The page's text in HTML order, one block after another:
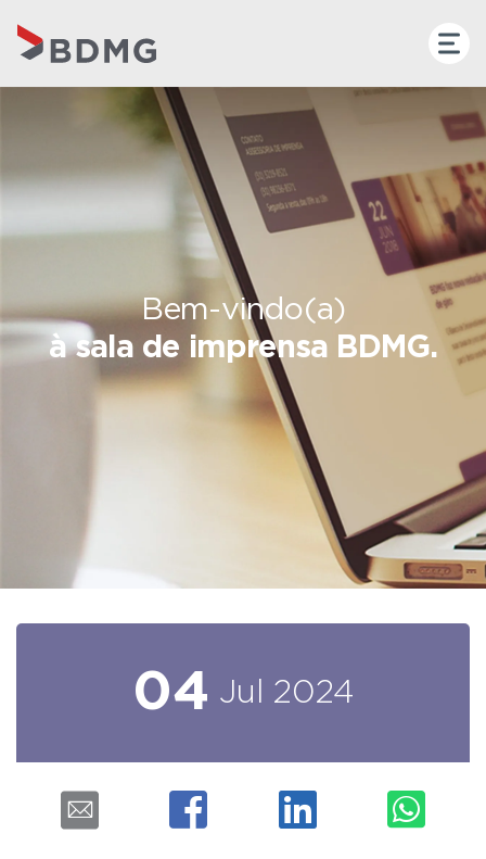
Bem-vindo(a)
à sala de imprensa BDMG.
04 Jul 2024